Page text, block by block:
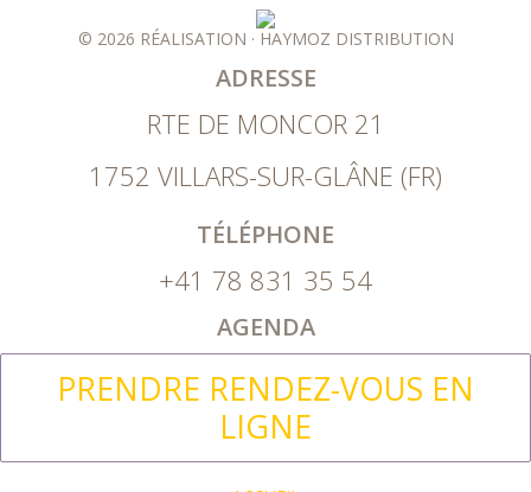
© 2026 RÉALISATION · HAYMOZ DISTRIBUTION
ADRESSE
RTE DE MONCOR 21
1752 VILLARS-SUR-GLÂNE (FR)
TÉLÉPHONE
+41 78 831 35 54
AGENDA
PRENDRE RENDEZ-VOUS EN
LIGNE